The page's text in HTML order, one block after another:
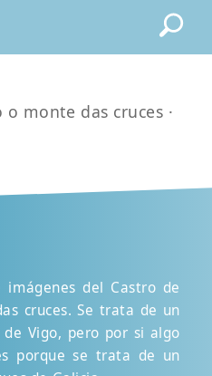
monte das cruces ·
del Castro de
cruces. Se trata de un
Vigo, pero por si algo
porque se trata de un